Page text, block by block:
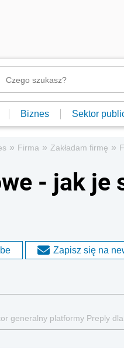
Biznes Sektor
» Firma » Zakładam firmę »
- jak je
Zapisz się na
generalny platformy Preply